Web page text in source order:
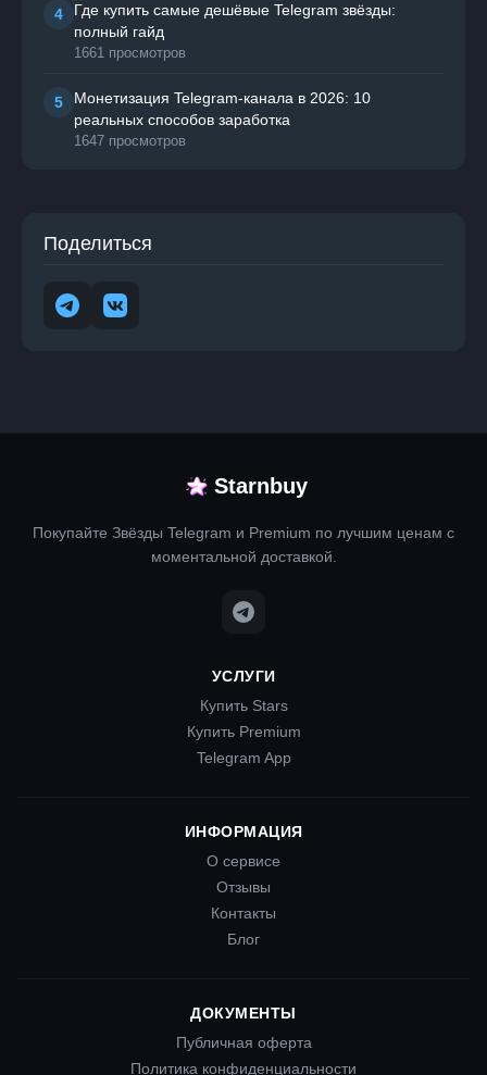
4
Где купить самые дешёвые Telegram звёзды:
полный гайд
1661 просмотров
5
Монетизация Telegram-канала в 2026: 10
реальных способов заработка
1647 просмотров
Поделиться
Starnbuy
Покупайте Звёзды Telegram и Premium по лучшим ценам с
моментальной доставкой.
УСЛУГИ
Купить Stars
Купить Premium
Telegram App
ИНФОРМАЦИЯ
О сервисе
Отзывы
Контакты
Блог
ДОКУМЕНТЫ
Публичная оферта
Политика конфиденциальности